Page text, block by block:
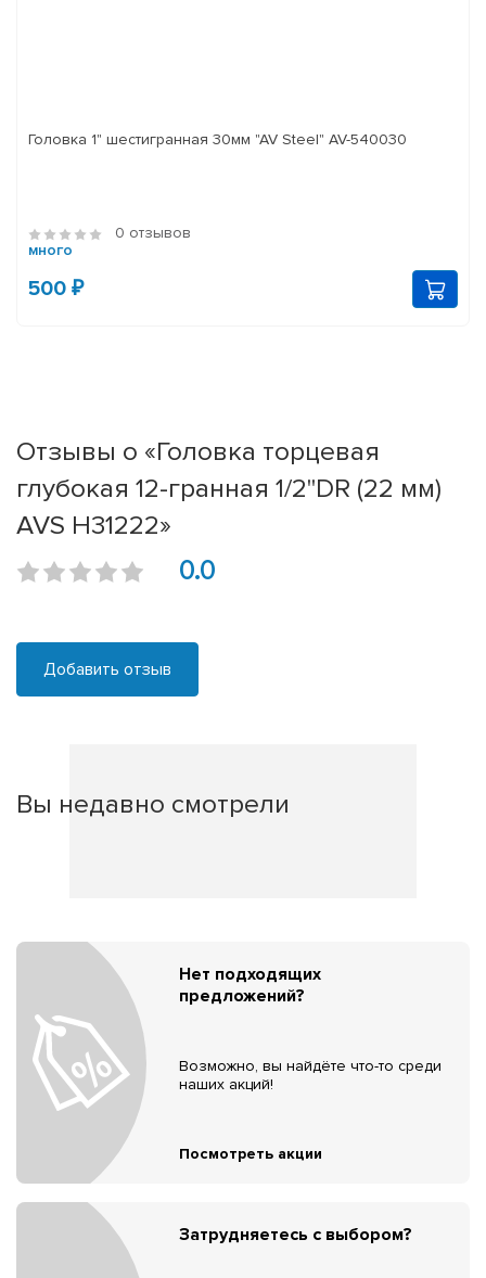
Головка 1" шестигранная 30мм "AV Steel" AV-540030
0 отзывов
много
500 ₽
Отзывы о «Головка торцевая
глубокая 12-гранная 1/2''DR (22 мм)
AVS H31222»
0.0
Добавить отзыв
Вы недавно смотрели
Нет подходящих
предложений?
Возможно, вы найдёте что-то среди
наших акций!
Посмотреть акции
Затрудняетесь с выбором?